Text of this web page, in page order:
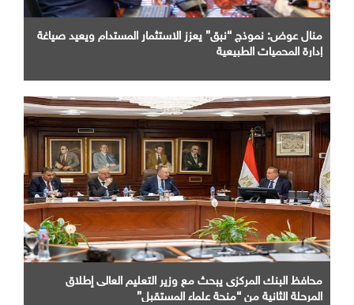
منال عوض: نموذج “نبق” يعزز الاستثمار المستدام ويعيد صياغة
إدارة المحميات الطبيعية
محافظ البنك المركزى يبحث مع وزير التعليم العالى إطلاق
المرحلة الثانية من “منحة علماء المستقبل”